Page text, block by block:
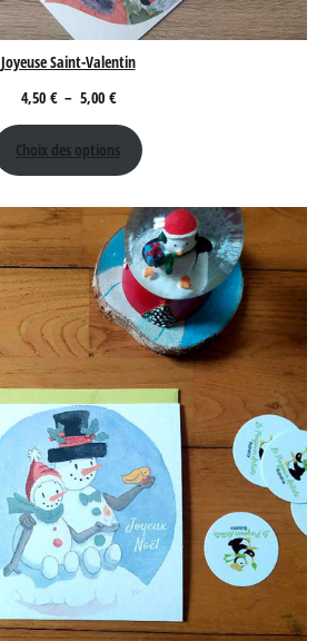
Joyeuse Saint-Valentin
4,50 € – 5,00 €Plage
de
prix :
4,50 €
à
5,00 €
Choix des options